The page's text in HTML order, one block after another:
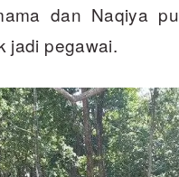
dan Naqiya
jadi pegawai.